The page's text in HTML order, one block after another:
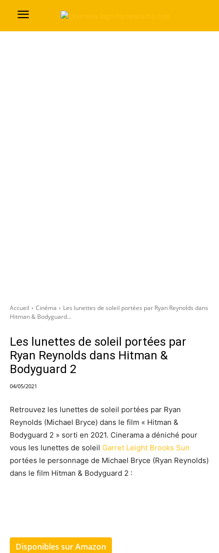
Accueil Cinéma
Les lunettes de soleil portées par Ryan Reynolds dans
Hitman & Bodyguard...
Les lunettes de soleil portées par
Ryan Reynolds dans Hitman &
Bodyguard 2
04/05/2021
Retrouvez les lunettes de soleil portées par Ryan
Reynolds (Michael Bryce) dans le film « Hitman &
Bodyguard 2 » sorti en 2021. Cinerama a déniché pour
vous les lunettes de soleil Garret Leight Brooks Sun
portées le personnage de Michael Bryce (Ryan Reynolds)
dans le film Hitman & Bodyguard 2 :
Disponibles sur Amazon